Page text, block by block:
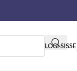
LOGI SISSE